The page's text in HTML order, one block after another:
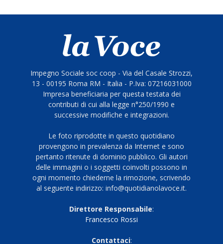
Impegno Sociale soc coop - Via del Casale Strozzi,
13 - 00195 Roma RM - Italia - P.Iva: 07216031000
Impresa beneficiaria per questa testata dei
contributi di cui alla legge n°250/1990 e
successive modifiche e integrazioni.
Le foto riprodotte in questo quotidiano
provengono in prevalenza da Internet e sono
pertanto ritenute di dominio pubblico. Gli autori
delle immagini o i soggetti coinvolti possono in
ogni momento chiederne la rimozione, scrivendo
al seguente indirizzo: info@quotidianolavoce.it.
Direttore Responsabile:
Francesco Rossi
Contattaci: